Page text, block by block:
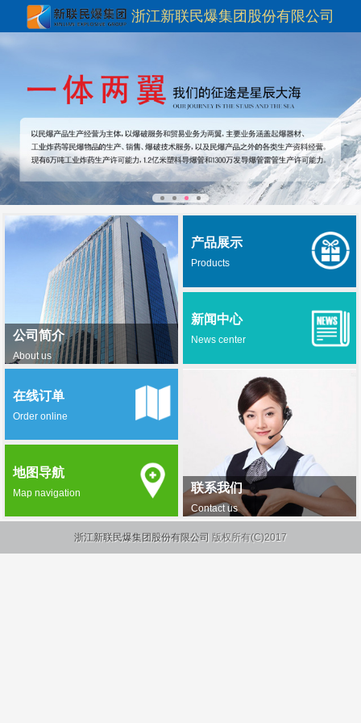
浙江新联民爆集团股份有限公司
公司简介
About us
产品展示
Products
新闻中心
News center
联系我们
Contact us
在线订单
Order online
地图导航
Map navigation
浙江新联民爆集团股份有限公司 版权所有(C)2017